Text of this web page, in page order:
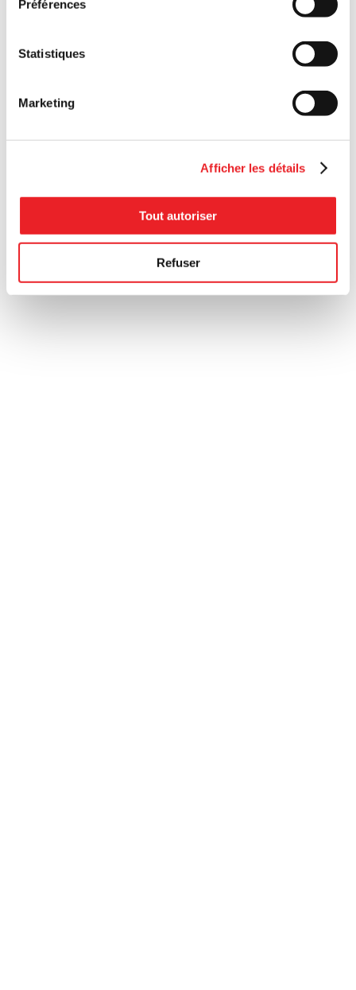
Préférences
Statistiques
Marketing
Afficher les détails
Tout autoriser
Refuser